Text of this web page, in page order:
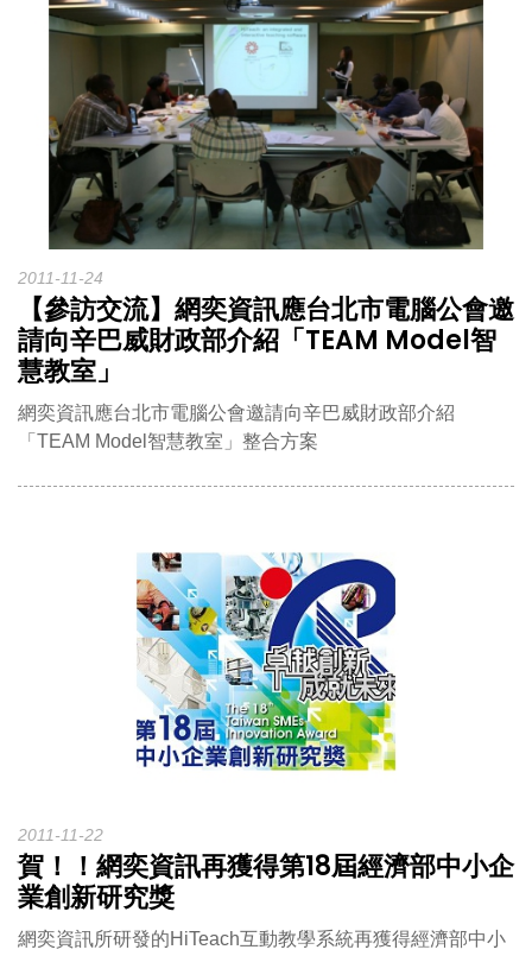
2011-11-24
【參訪交流】網奕資訊應台北市電腦公會邀
請向辛巴威財政部介紹「TEAM Model智
慧教室」
網奕資訊應台北市電腦公會邀請向辛巴威財政部介紹
「TEAM Model智慧教室」整合方案
2011-11-22
賀！！網奕資訊再獲得第18屆經濟部中小企
業創新研究獎
網奕資訊所研發的HiTeach互動教學系統再獲得經濟部中小